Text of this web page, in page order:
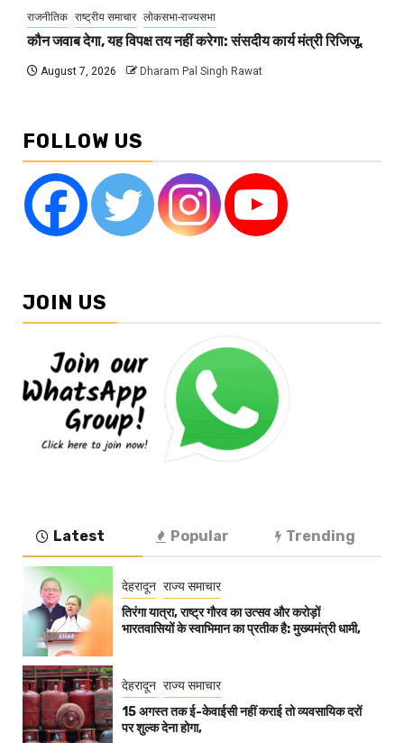
राजनीतिक राष्ट्रीय समाचार लोकसभा-राज्यसभा
कौन जवाब देगा, यह विपक्ष तय नहीं करेगा: संसदीय कार्य मंत्री रिजिजू,
August 7, 2026 Dharam Pal Singh Rawat
FOLLOW US
JOIN US
Latest Popular Trending
देहरादून राज्य समाचार
तिरंगा यात्रा, राष्ट्र गौरव का उत्सव और करोड़ों
भारतवासियों के स्वाभिमान का प्रतीक है: मुख्यमंत्री धामी,
देहरादून राज्य समाचार
15 अगस्त तक ई-केवाईसी नहीं कराई तो व्यवसायिक दरों
पर शुल्क देना होगा,